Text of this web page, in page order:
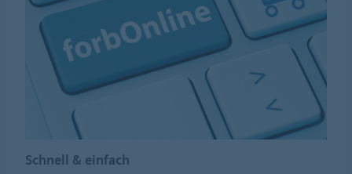
Schnell & einfach